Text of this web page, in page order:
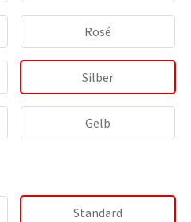
Rosé
Silber
Gelb
Standard